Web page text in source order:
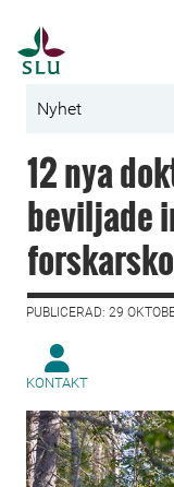
Nyhet
12 nya
beviljade
PUBLICERAD: 29
KONTAKT